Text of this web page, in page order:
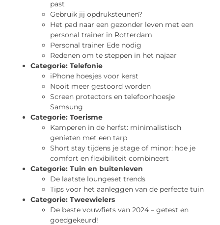
past
Gebruik jij opdruksteunen?
Het pad naar een gezonder leven met een
personal trainer in Rotterdam
Personal trainer Ede nodig
Redenen om te steppen in het najaar
Categorie: Telefonie
iPhone hoesjes voor kerst
Nooit meer gestoord worden
Screen protectors en telefoonhoesje
Samsung
Categorie: Toerisme
Kamperen in de herfst: minimalistisch
genieten met een tarp
Short stay tijdens je stage of minor: hoe je
comfort en flexibiliteit combineert
Categorie: Tuin en buitenleven
De laatste loungeset trends
Tips voor het aanleggen van de perfecte tuin
Categorie: Tweewielers
De beste vouwfiets van 2024 – getest en
goedgekeurd!